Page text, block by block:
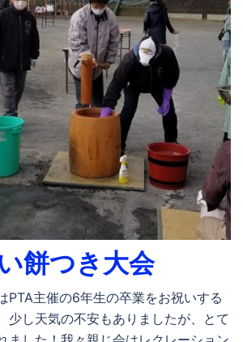
餅つき大会
主催の6年生の卒業をお祝いする
少し天気の不安もありましたが、とて